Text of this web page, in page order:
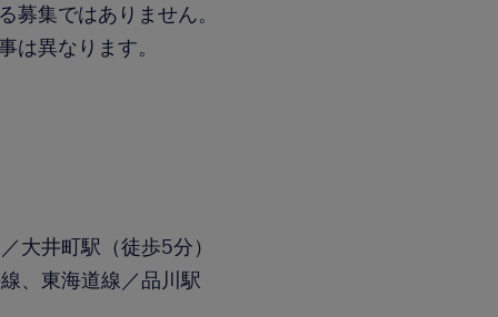
集ではありません。
は異なります。
大井町駅（徒歩5分）
、東海道線／品川駅